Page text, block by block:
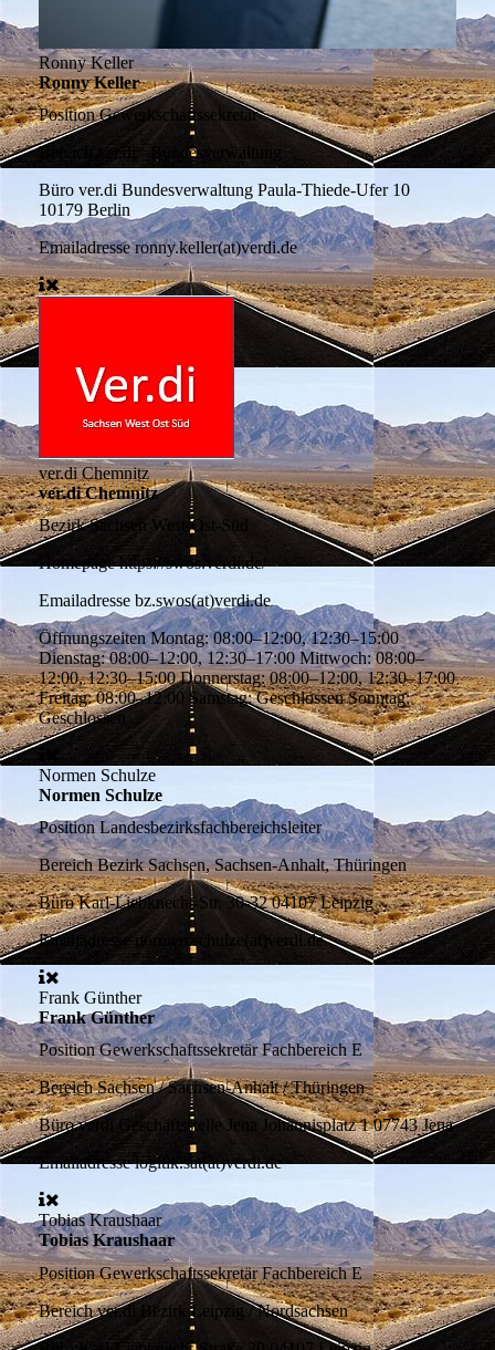
Ronny Keller
Ronny Keller
PositionGewerkschaftssekretär
Bereich
ver.di - Bundesverwaltung
Büro ver.di Bundesverwaltung Paula-Thiede-Ufer 10
10179 Berlin
Emailadresseronny.keller(at)verdi.de
ver.di Chemnitz
ver.di Chemnitz
BezirkSachsen West-Ost-Süd
Homepagehttps://swos.verdi.de/
Emailadresse bz.swos(at)verdi.de
ÖffnungszeitenMontag: 08:00–12:00, 12:30–15:00
Dienstag: 08:00–12:00, 12:30–17:00 Mittwoch: 08:00–
12:00, 12:30–15:00 Donnerstag: 08:00–12:00, 12:30–17:00
Freitag: 08:00–12:00 Samstag: Geschlossen Sonntag:
Geschlossen
Normen Schulze
Normen Schulze
PositionLandesbezirksfachbereichsleiter
BereichBezirk Sachsen, Sachsen-Anhalt, Thüringen
BüroKarl-Liebknecht-Str. 30-32 04107 Leipzig
Emailadresse normen.schulze(at)verdi.de
Frank Günther
Frank Günther
PositionGewerkschaftssekretär Fachbereich E
BereichSachsen / Sachsen-Anhalt / Thüringen
Büroverdi Geschäftsstelle Jena Johannisplatz 1 07743 Jena
Emailadresselogitik.sat(at)verdi.de
Tobias Kraushaar
Tobias Kraushaar
PositionGewerkschaftssekretär Fachbereich E
Bereichver.di Bezirk Leipzig / Nordsachsen